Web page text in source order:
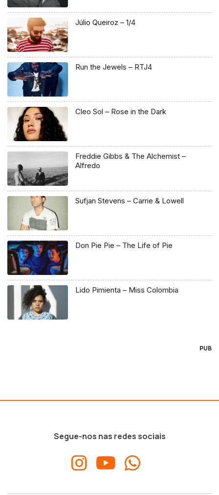
Júlio Queiroz – 1/4
Run the Jewels – RTJ4
Cleo Sol – Rose in the Dark
Freddie Gibbs & The Alchemist –
Alfredo
Sufjan Stevens – Carrie & Lowell
Don Pie Pie – The Life of Pie
Lido Pimienta – Miss Colombia
PUB
Segue-nos nas redes sociais